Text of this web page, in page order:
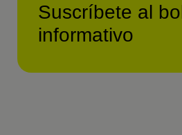
Suscríbete al
informativo